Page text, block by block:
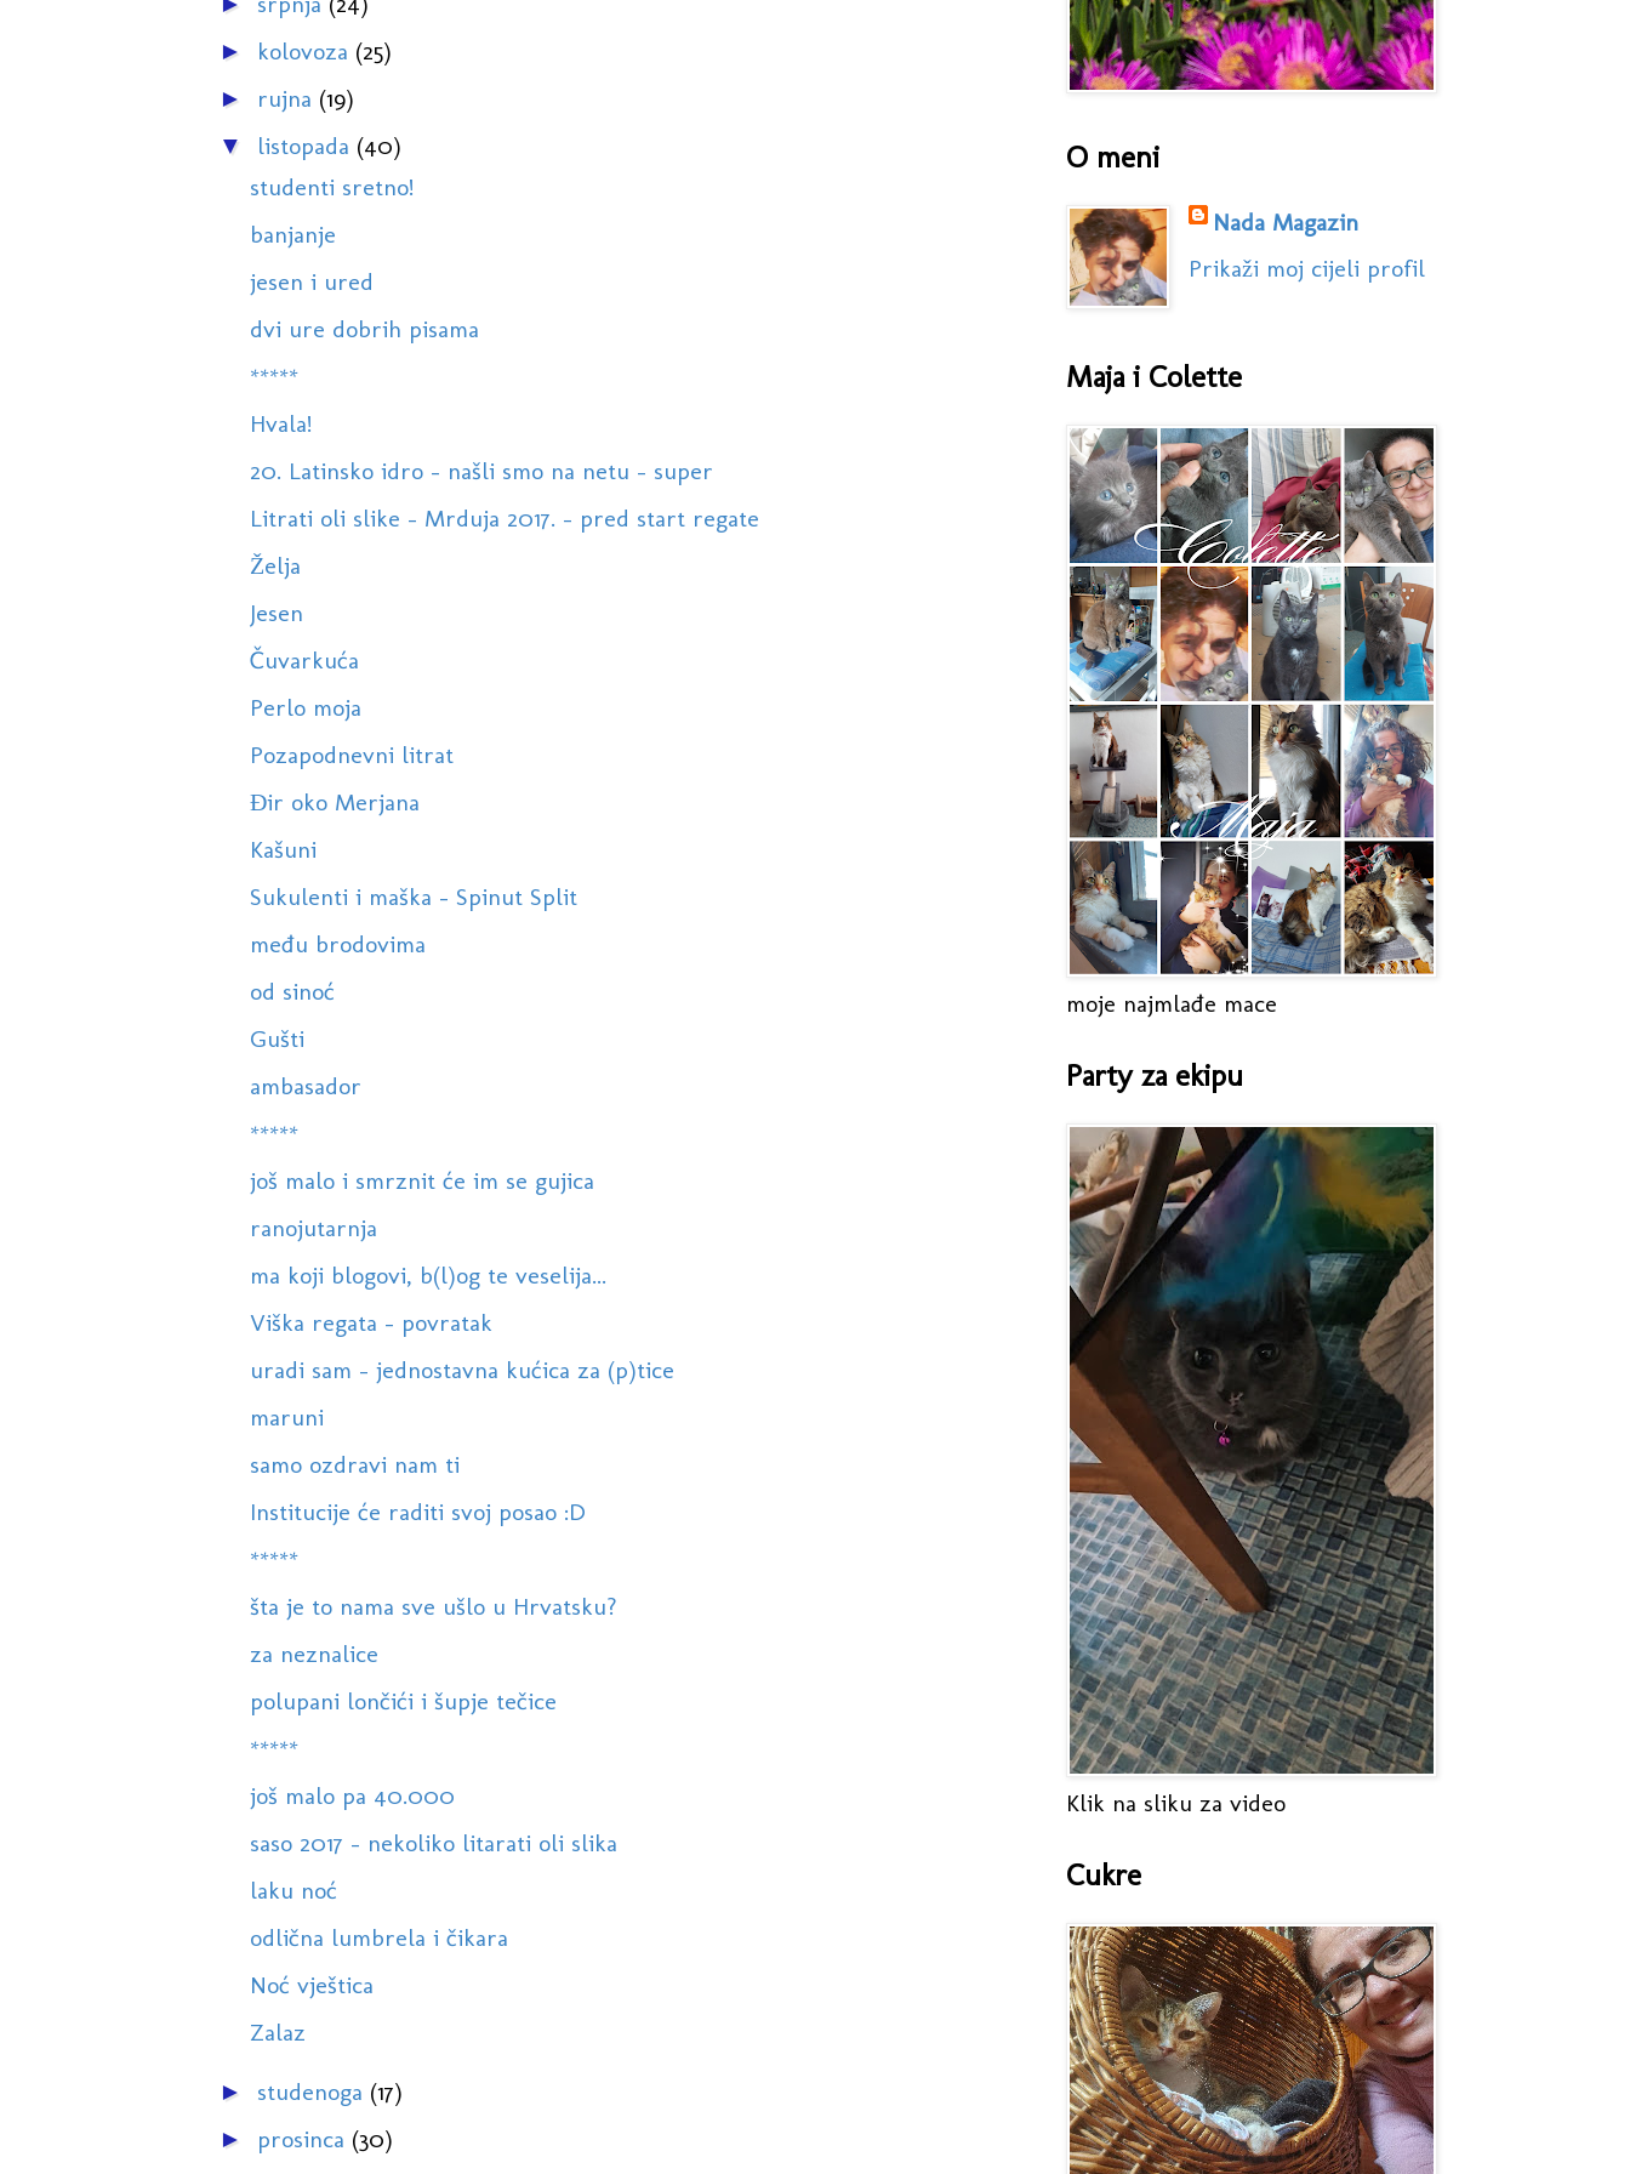
► kolovoza (25)
► rujna (19)
▼ listopada (40)
studenti sretno!
banjanje
jesen i ured
dvi ure dobrih pisama
*****
Hvala!
20. Latinsko idro - našli smo na netu - super
Litrati oli slike - Mrduja 2017. - pred start regate
Želja
Jesen
Čuvarkuća
Perlo moja
Pozapodnevni litrat
Đir oko Merjana
Kašuni
Sukulenti i maška - Spinut Split
među brodovima
od sinoć
Gušti
ambasador
*****
još malo i smrznit će im se gujica
ranojutarnja
ma koji blogovi, b(l)og te veselija...
Viška regata - povratak
uradi sam - jednostavna kućica za (p)tice
maruni
samo ozdravi nam ti
Institucije će raditi svoj posao :D
*****
šta je to nama sve ušlo u Hrvatsku?
za neznalice
polupani lončići i šupje tečice
*****
još malo pa 40.000
saso 2017 - nekoliko litarati oli slika
laku noć
odlična lumbrela i čikara
Noć vještica
Zalaz
► studenoga (17)
► prosinca (30)
O meni
Nada Magazin
Prikaži moj cijeli profil
Maja i Colette
moje najmlađe mace
Party za ekipu
Klik na sliku za video
Cukre